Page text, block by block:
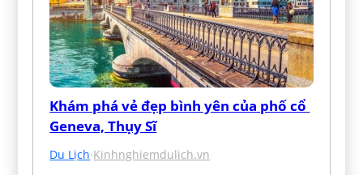
Khám phá vẻ đẹp bình yên của phố cổ
Geneva, Thụy Sĩ
Du Lịch·Kinhnghiemdulich.vn